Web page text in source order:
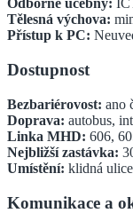
Odborné učebny:
Tělesná výchova:
Přístup k PC:
Dostupnost
Bezbariérovost: ano
Doprava: autobus,
Linka MHD: 606,
Nejbližší zastávka:
Umístění: klidná ulice
Komunikace a